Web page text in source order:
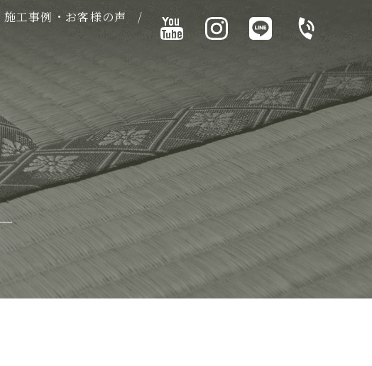
施工事例・お客様の声